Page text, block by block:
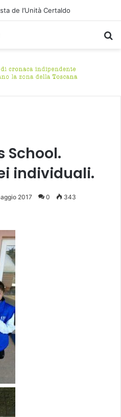
de l’Unità Certaldo
School.
individuali.
2017 0 343